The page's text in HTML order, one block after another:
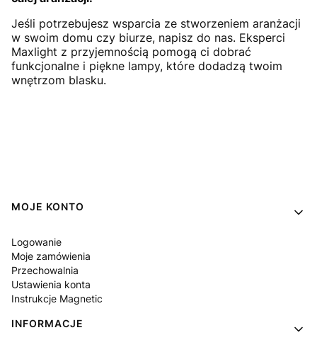
Jeśli potrzebujesz wsparcia ze stworzeniem aranżacji
w swoim domu czy biurze, napisz do nas. Eksperci
Maxlight z przyjemnością pomogą ci dobrać
funkcjonalne i piękne lampy, które dodadzą twoim
wnętrzom blasku.
Linki w stopce
MOJE KONTO
Logowanie
Moje zamówienia
Przechowalnia
Ustawienia konta
Instrukcje Magnetic
INFORMACJE